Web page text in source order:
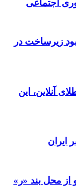
اجتماعی
زیرساخت در
آنلاین، این
ایران
محل بند «ر»